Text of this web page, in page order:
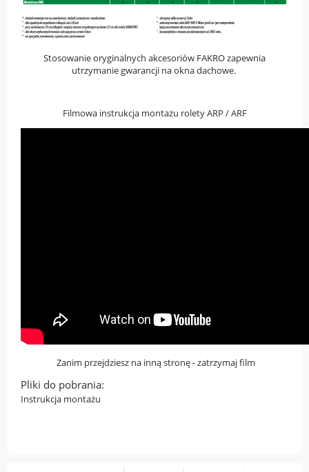
Stosowanie oryginalnych akcesoriów FAKRO zapewnia
utrzymanie gwarancji na okna dachowe.
Filmowa instrukcja montażu rolety ARP / ARF
Zanim przejdziesz na inną stronę - zatrzymaj film
Pliki do pobrania:
Instrukcja montażu